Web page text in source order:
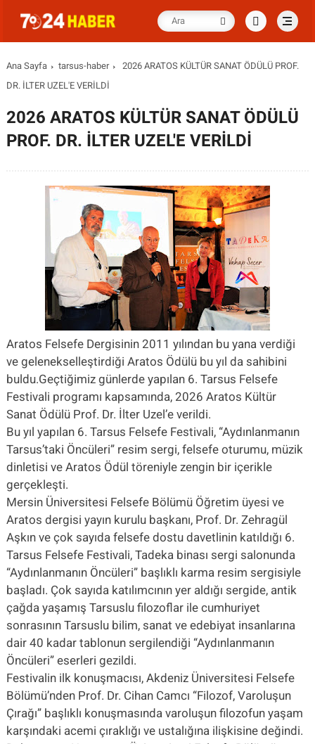
Ana Sayfa tarsus-haber
2026 ARATOS KÜLTÜR SANAT ÖDÜLÜ PROF.
DR. İLTER UZEL'E VERİLDİ
2026 ARATOS KÜLTÜR SANAT ÖDÜLÜ
PROF. DR. İLTER UZEL'E VERİLDİ
Aratos Felsefe Dergisinin 2011 yılından bu yana verdiği
ve gelenekselleştirdiği Aratos Ödülü bu yıl da sahibini
buldu.Geçtiğimiz günlerde yapılan 6. Tarsus Felsefe
Festivali programı kapsamında, 2026 Aratos Kültür
Sanat Ödülü Prof. Dr. İlter Uzel’e verildi.
Bu yıl yapılan 6. Tarsus Felsefe Festivali, “Aydınlanmanın
Tarsus’taki Öncüleri” resim sergi, felsefe oturumu, müzik
dinletisi ve Aratos Ödül töreniyle zengin bir içerikle
gerçekleşti.
Mersin Üniversitesi Felsefe Bölümü Öğretim üyesi ve
Aratos dergisi yayın kurulu başkanı, Prof. Dr. Zehragül
Aşkın ve çok sayıda felsefe dostu davetlinin katıldığı 6.
Tarsus Felsefe Festivali, Tadeka binası sergi salonunda
“Aydınlanmanın Öncüleri” başlıklı karma resim sergisiyle
başladı. Çok sayıda katılımcının yer aldığı sergide, antik
çağda yaşamış Tarsuslu filozoflar ile cumhuriyet
sonrasının Tarsuslu bilim, sanat ve edebiyat insanlarına
dair 40 kadar tablonun sergilendiği “Aydınlanmanın
Öncüleri” eserleri gezildi.
Festivalin ilk konuşmacısı, Akdeniz Üniversitesi Felsefe
Bölümü’nden Prof. Dr. Cihan Camcı “Filozof, Varoluşun
Çırağı” başlıklı konuşmasında varoluşun filozofun yaşam
karşındaki acemi çıraklığı ve ustalığına ilişkisine değindi.